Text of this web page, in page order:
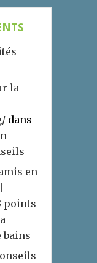
la
dans
en
points
bains